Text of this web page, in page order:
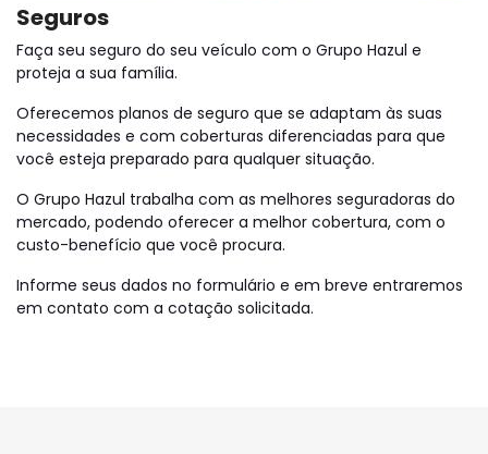
Seguros
Faça seu seguro do seu veículo com o Grupo Hazul e
proteja a sua família.
Oferecemos planos de seguro que se adaptam às suas
necessidades e com coberturas diferenciadas para que
você esteja preparado para qualquer situação.
O Grupo Hazul trabalha com as melhores seguradoras do
mercado, podendo oferecer a melhor cobertura, com o
custo-benefício que você procura.
Informe seus dados no formulário e em breve entraremos
em contato com a cotação solicitada.